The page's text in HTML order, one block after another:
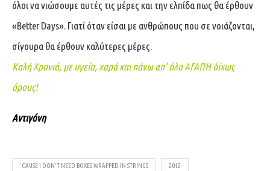
όλοι να νιώσουμε αυτές τις μέρες και την ελπίδα πως θα έρθουν
«Better Days». Γιατί όταν είσαι με ανθρώπους που σε νοιάζονται,
σίγουρα θα έρθουν καλύτερες μέρες.
Καλή Χρονιά, με υγεία, χαρά και πάνω απ’ όλα ΑΓΑΠΗ δίχως
όρους!
Αντιγόνη
‘CAUSE I DON’T NEED BOXES WRAPPED IN STRINGS 2012